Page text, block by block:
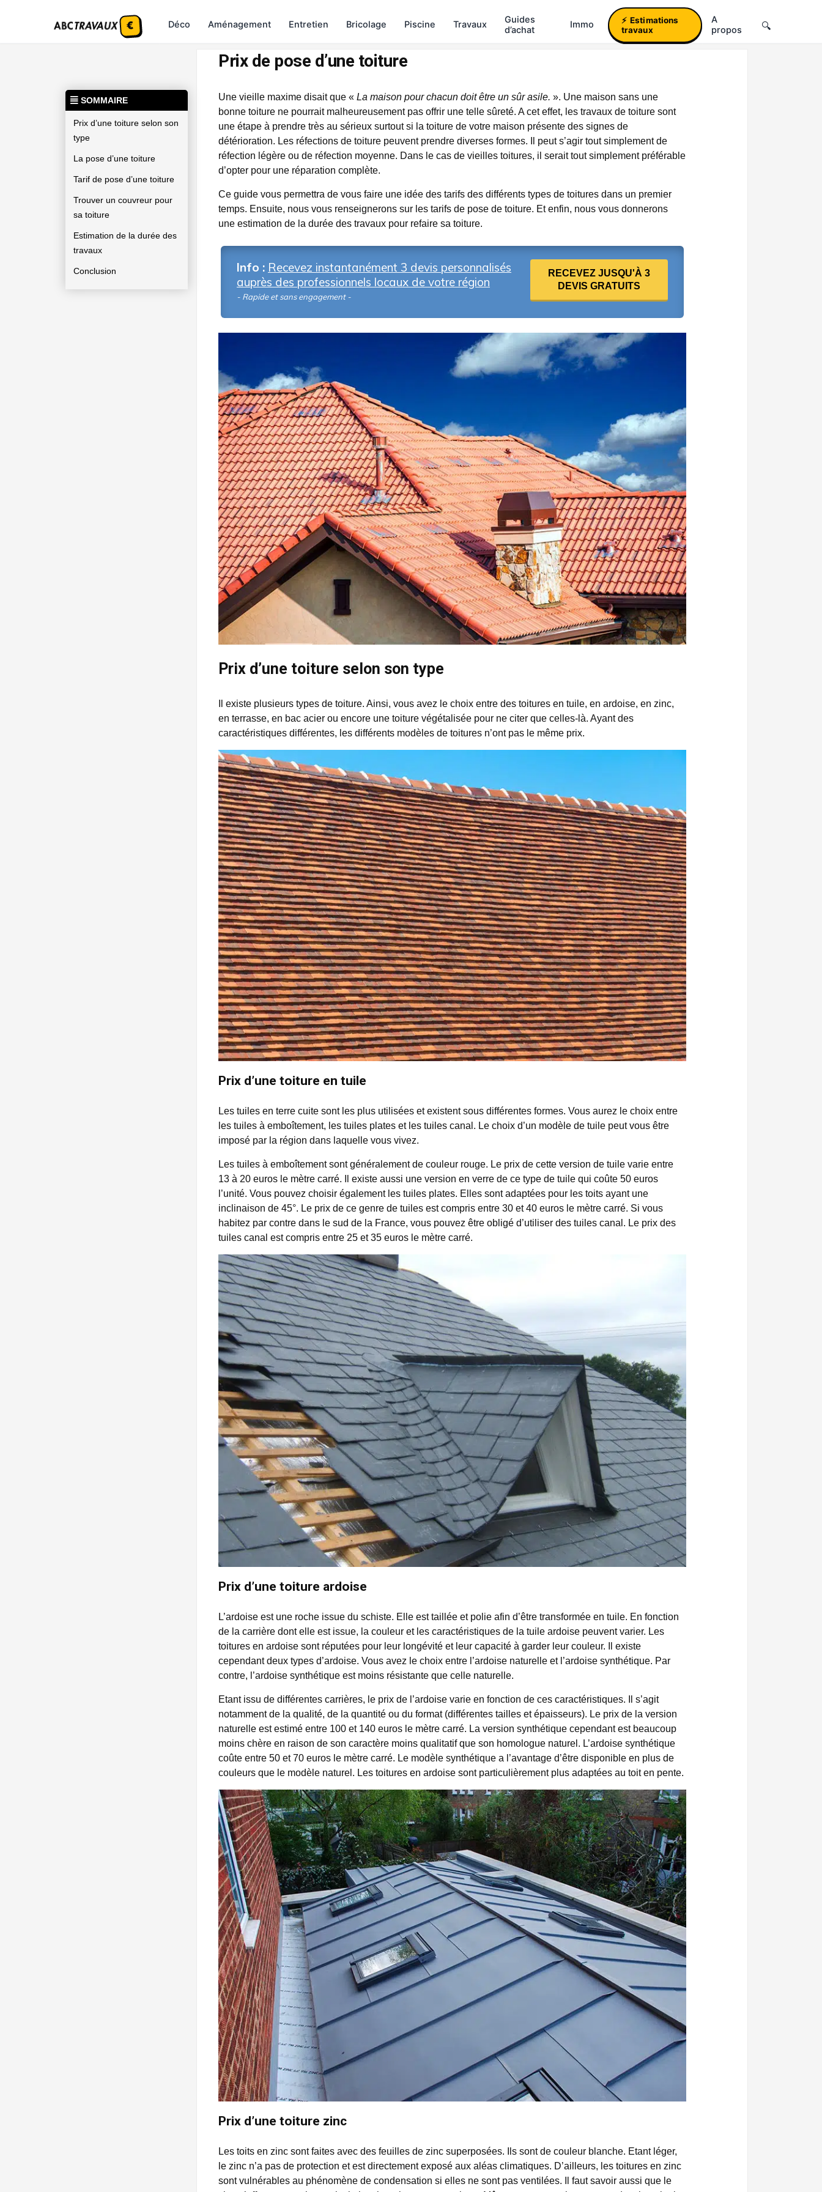
Déco Aménagement Entretien Bricolage Piscine Travaux
Guides
d’achat
Immo
Estimations
travaux
A
propos
Prix de pose d’une toiture
SOMMAIRE
Prix d’une toiture selon son
type
La pose d’une toiture
Tarif de pose d’une toiture
Trouver un couvreur pour
sa toiture
Estimation de la durée des
travaux
Conclusion
Une vieille maxime disait que « La maison pour chacun doit être un sûr asile. ». Une maison sans une
bonne toiture ne pourrait malheureusement pas offrir une telle sûreté. A cet effet, les travaux de toiture sont
une étape à prendre très au sérieux surtout si la toiture de votre maison présente des signes de
détérioration. Les réfections de toiture peuvent prendre diverses formes. Il peut s’agir tout simplement de
réfection légère ou de réfection moyenne. Dans le cas de vieilles toitures, il serait tout simplement préférable
d’opter pour une réparation complète.
Ce guide vous permettra de vous faire une idée des tarifs des différents types de toitures dans un premier
temps. Ensuite, nous vous renseignerons sur les tarifs de pose de toiture. Et enfin, nous vous donnerons
une estimation de la durée des travaux pour refaire sa toiture.
Info : Recevez instantanément 3 devis personnalisés
auprès des professionnels locaux de votre région
- Rapide et sans engagement -
RECEVEZ JUSQU'À 3
DEVIS GRATUITS
Prix d’une toiture selon son type
Il existe plusieurs types de toiture. Ainsi, vous avez le choix entre des toitures en tuile, en ardoise, en zinc,
en terrasse, en bac acier ou encore une toiture végétalisée pour ne citer que celles-là. Ayant des
caractéristiques différentes, les différents modèles de toitures n’ont pas le même prix.
Prix d’une toiture en tuile
Les tuiles en terre cuite sont les plus utilisées et existent sous différentes formes. Vous aurez le choix entre
les tuiles à emboîtement, les tuiles plates et les tuiles canal. Le choix d’un modèle de tuile peut vous être
imposé par la région dans laquelle vous vivez.
Les tuiles à emboîtement sont généralement de couleur rouge. Le prix de cette version de tuile varie entre
13 à 20 euros le mètre carré. Il existe aussi une version en verre de ce type de tuile qui coûte 50 euros
l’unité. Vous pouvez choisir également les tuiles plates. Elles sont adaptées pour les toits ayant une
inclinaison de 45°. Le prix de ce genre de tuiles est compris entre 30 et 40 euros le mètre carré. Si vous
habitez par contre dans le sud de la France, vous pouvez être obligé d’utiliser des tuiles canal. Le prix des
tuiles canal est compris entre 25 et 35 euros le mètre carré.
Prix d’une toiture ardoise
L’ardoise est une roche issue du schiste. Elle est taillée et polie afin d’être transformée en tuile. En fonction
de la carrière dont elle est issue, la couleur et les caractéristiques de la tuile ardoise peuvent varier. Les
toitures en ardoise sont réputées pour leur longévité et leur capacité à garder leur couleur. Il existe
cependant deux types d’ardoise. Vous avez le choix entre l’ardoise naturelle et l’ardoise synthétique. Par
contre, l’ardoise synthétique est moins résistante que celle naturelle.
Etant issu de différentes carrières, le prix de l’ardoise varie en fonction de ces caractéristiques. Il s’agit
notamment de la qualité, de la quantité ou du format (différentes tailles et épaisseurs). Le prix de la version
naturelle est estimé entre 100 et 140 euros le mètre carré. La version synthétique cependant est beaucoup
moins chère en raison de son caractère moins qualitatif que son homologue naturel. L’ardoise synthétique
coûte entre 50 et 70 euros le mètre carré. Le modèle synthétique a l’avantage d’être disponible en plus de
couleurs que le modèle naturel. Les toitures en ardoise sont particulièrement plus adaptées au toit en pente.
Prix d’une toiture zinc
Les toits en zinc sont faites avec des feuilles de zinc superposées. Ils sont de couleur blanche. Etant léger,
le zinc n’a pas de protection et est directement exposé aux aléas climatiques. D’ailleurs, les toitures en zinc
sont vulnérables au phénomène de condensation si elles ne sont pas ventilées. Il faut savoir aussi que le